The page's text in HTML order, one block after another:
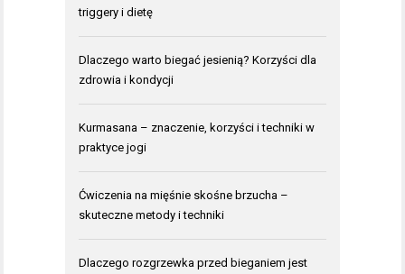
triggery i dietę
Dlaczego warto biegać jesienią? Korzyści dla
zdrowia i kondycji
Kurmasana – znaczenie, korzyści i techniki w
praktyce jogi
Ćwiczenia na mięśnie skośne brzucha –
skuteczne metody i techniki
Dlaczego rozgrzewka przed bieganiem jest